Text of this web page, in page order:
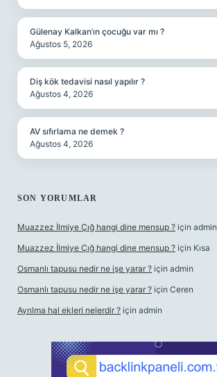
Gülenay Kalkan’ın çocuğu var mı ?
Ağustos 5, 2026
Diş kök tedavisi nasıl yapılır ?
Ağustos 4, 2026
AV sıfırlama ne demek ?
Ağustos 4, 2026
SON YORUMLAR
Muazzez İlmiye Çığ hangi dine mensup ? için admin
Muazzez İlmiye Çığ hangi dine mensup ? için Kısa
Osmanlı tapusu nedir ne işe yarar ? için admin
Osmanlı tapusu nedir ne işe yarar ? için Ceren
Ayrılma hal ekleri nelerdir ? için admin